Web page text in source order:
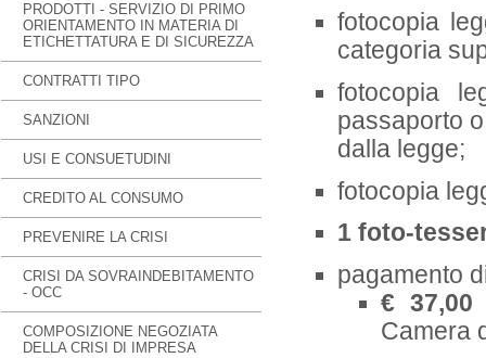
PRODOTTI - SERVIZIO DI PRIMO
ORIENTAMENTO IN MATERIA DI
ETICHETTATURA E DI SICUREZZA
CONTRATTI TIPO
SANZIONI
USI E CONSUETUDINI
CREDITO AL CONSUMO
PREVENIRE LA CRISI
CRISI DA SOVRAINDEBITAMENTO
- OCC
COMPOSIZIONE NEGOZIATA
DELLA CRISI DI IMPRESA
fotocopia
categoria
fotocopia
passaporto
dalla legge;
fotocopia
1 foto-
pagamento
€
Camera